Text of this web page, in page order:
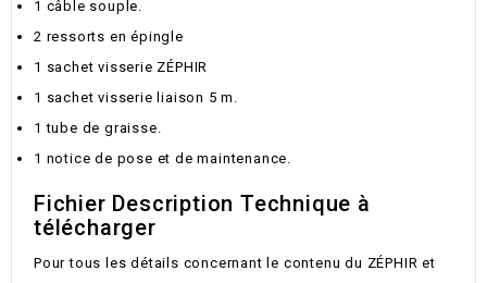
1 câble souple.
2 ressorts en épingle
1 sachet visserie ZÉPHIR
1 sachet visserie liaison 5 m.
1 tube de graisse.
1 notice de pose et de maintenance.
Fichier Description Technique à
télécharger
Pour tous les détails concernant le contenu du ZÉPHIR et